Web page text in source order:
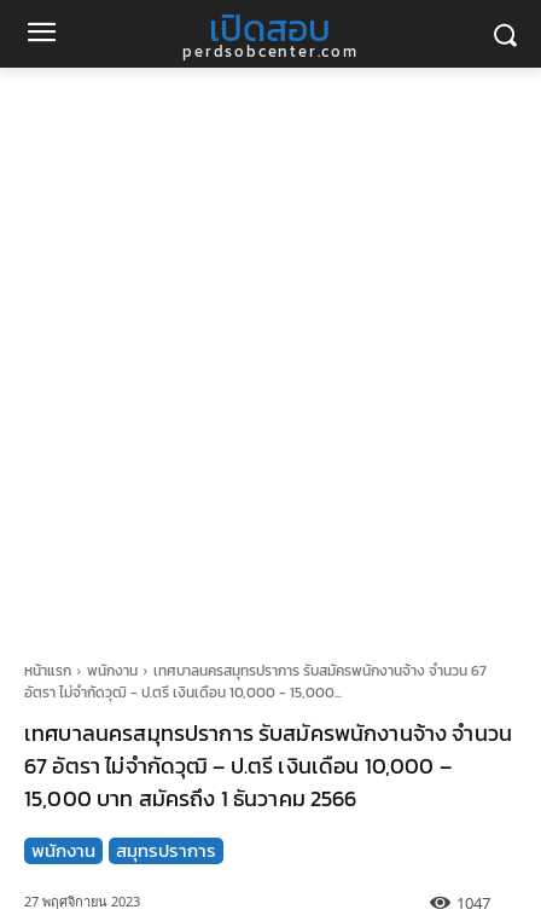
เปิดสอบ
perdsobcenter.com
หน้าแรก พนักงาน
เทศบาลนครสมุทรปราการ รับสมัครพนักงานจ้าง จำนวน 67
อัตรา ไม่จำกัดวุฒิ - ป.ตรี เงินเดือน 10,000 - 15,000...
เทศบาลนครสมุทรปราการ รับสมัครพนักงานจ้าง จำนวน
67 อัตรา ไม่จำกัดวุฒิ – ป.ตรี เงินเดือน 10,000 –
15,000 บาท สมัครถึง 1 ธันวาคม 2566
พนักงาน สมุทรปราการ
27 พฤศจิกายน 2023 1047